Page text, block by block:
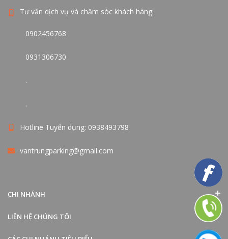
Tư vấn dịch vụ và chăm sóc khách hàng:
0902456768
0931306730
.
.
Hotline Tuyển dụng: 0938493798
vantrungparking@gmail.com
CHI NHÁNH
LIÊN HỆ CHÚNG TÔI